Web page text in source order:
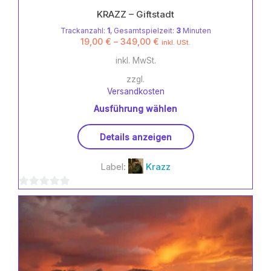
KRAZZ – Giftstadt
Trackanzahl: 1, Gesamtspielzeit: 3Minuten
19,00 € – 349,00 € inkl. USt.
inkl. MwSt.
zzgl.
Versandkosten
Ausführung wählen
Produkt
weist
mehrere
auf.
Optionen
können
auf
Details anzeigen
Label: Krazz
0